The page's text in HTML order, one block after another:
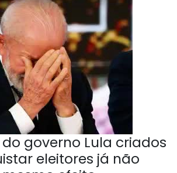
governo Lula criados
eleitores já não